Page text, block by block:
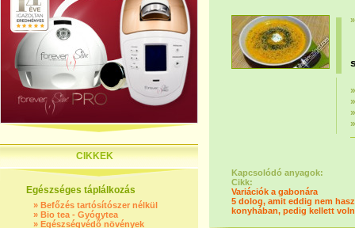
CIKKEK
Egészséges táplálkozás
» Befőzés tartósítószer nélkül
» Bio tea - Gyógytea
» Egészségvédő növények
Kapcsolódó anyagok:
Cikk:
Variációk a gabonára
5 dolog, amit eddig nem
konyhában, pedig kellett